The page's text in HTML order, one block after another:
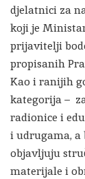
djelatnici za
koji je
prijavitelji
propisanih
Kao i ranijih
kategorija –
radionice i
i udrugama,
objavljuju
materijale i